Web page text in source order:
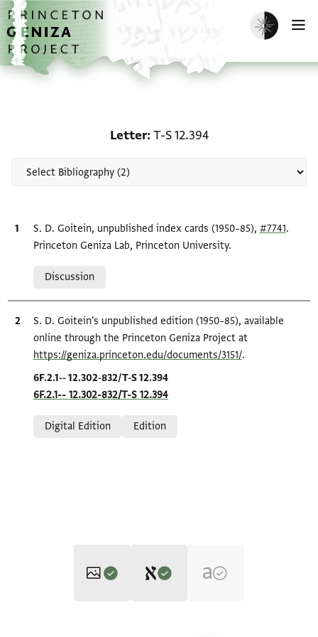
Skip to main content
home
Enable dark
Letter T-S 12.394
Bibliographic citation
S. D. Goitein, unpublished index cards (1950–85), #7741.
Princeton Geniza Lab, Princeton University.
Discussion
Bibliographic citation
S. D. Goitein's unpublished edition (1950–85), available
online through the Princeton Geniza Project at
https://geniza.princeton.edu/documents/3151/.
Location in source
6F.2.1-- 12.302-832/T-S 12.394
6F.2.1-- 12.302-832/T-S 12.394
Digital Edition
Edition